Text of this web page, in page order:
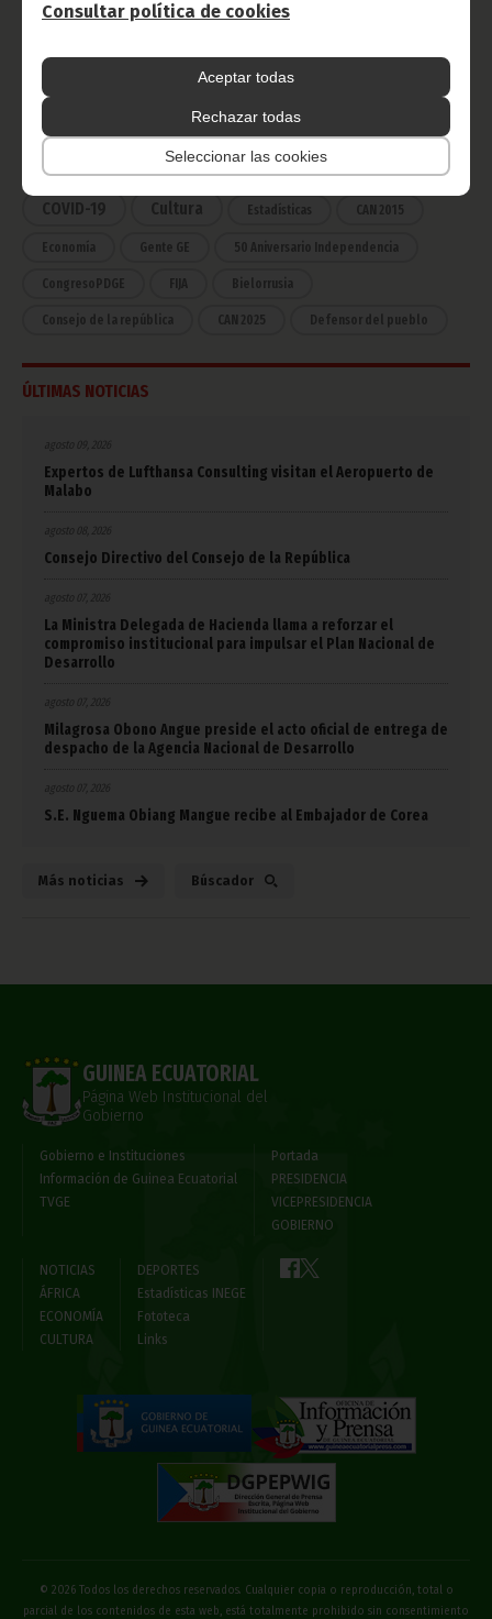
Consultar política de cookies
Aceptar todas
Rechazar todas
Seleccionar las cookies
CATEGORÍAS
Gobierno
Presidencia
África
Deportes Vicepresidencia
COVID-19 Cultura Estadísticas CAN 2015
Economía Gente GE 50 Aniversario Independencia
CongresoPDGE FIJA Bielorrusia
Consejo de la república CAN 2025 Defensor del pueblo
ÚLTIMAS NOTICIAS
agosto 09, 2026
Expertos de Lufthansa Consulting visitan el Aeropuerto de
Malabo
Consejo Directivo del Consejo de la República
agosto 07, 2026
La Ministra Delegada de Hacienda llama a reforzar el
compromiso institucional para impulsar el Plan Nacional de
Desarrollo
agosto 07, 2026
Milagrosa Obono Angue preside el acto oficial de entrega de
despacho de la Agencia Nacional de Desarrollo
agosto 07, 2026
S.E. Nguema Obiang Mangue recibe al Embajador de Corea
Más noticias Búscador
GUINEA ECUATORIAL
Página Web Institucional del
Gobierno
Gobierno e Instituciones
Información de Guinea Ecuatorial
TVGE
Portada
PRESIDENCIA
VICEPRESIDENCIA
GOBIERNO
NOTICIAS
ÁFRICA
ECONOMÍA
CULTURA
DEPORTES
Estadísticas INEGE
Fototeca
Links
© 2026 Todos los derechos reservados. Cualquier copia o reproducción, total o
parcial de los contenidos de esta web, está totalmente prohibido sin consentimiento